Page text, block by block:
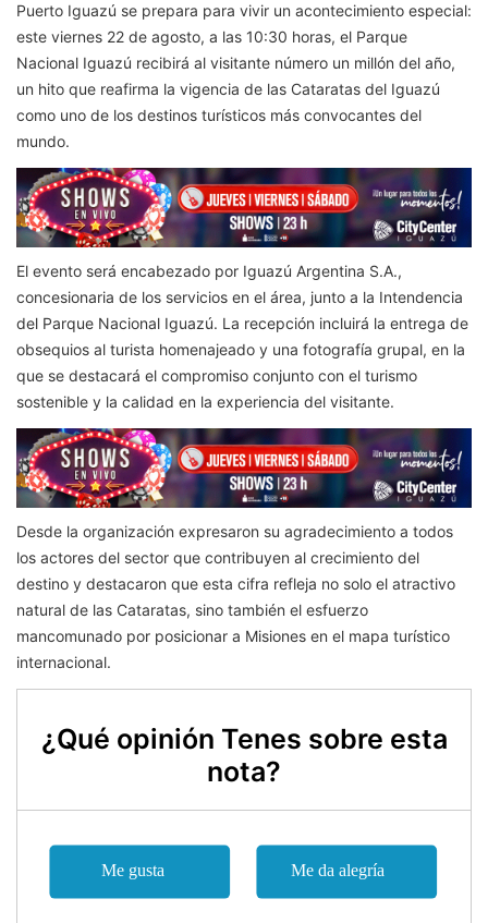
Puerto Iguazú se prepara para vivir un acontecimiento especial:
este viernes 22 de agosto, a las 10:30 horas, el Parque
Nacional Iguazú recibirá al visitante número un millón del año,
un hito que reafirma la vigencia de las Cataratas del Iguazú
como uno de los destinos turísticos más convocantes del
mundo.
El evento será encabezado por Iguazú Argentina S.A.,
concesionaria de los servicios en el área, junto a la Intendencia
del Parque Nacional Iguazú. La recepción incluirá la entrega de
obsequios al turista homenajeado y una fotografía grupal, en la
que se destacará el compromiso conjunto con el turismo
sostenible y la calidad en la experiencia del visitante.
Desde la organización expresaron su agradecimiento a todos
los actores del sector que contribuyen al crecimiento del
destino y destacaron que esta cifra refleja no solo el atractivo
natural de las Cataratas, sino también el esfuerzo
mancomunado por posicionar a Misiones en el mapa turístico
internacional.
¿Qué opinión Tenes sobre esta
nota?